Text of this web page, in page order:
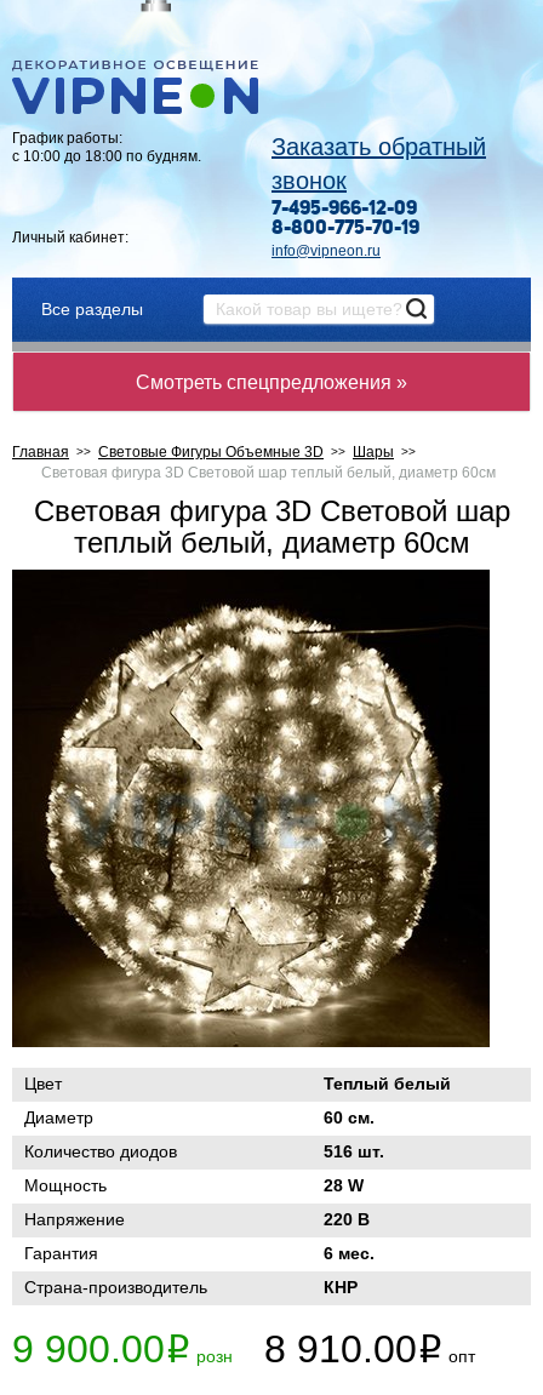
График работы:
с 10:00 до 18:00 по будням.
Личный кабинет:
Заказать обратный
звонок
7-495-966-12-09
8-800-775-70-19
info@vipneon.ru
Все разделы
Смотреть спецпредложения »
Главная Световые Фигуры Объемные 3D
Шары
Световая фигура 3D Световой шар теплый белый, диаметр 60см
Световая фигура 3D Световой шар
теплый белый, диаметр 60см
Цвет
Теплый белый
Диаметр
60 см.
Количество диодов
516 шт.
Мощность
28 W
Напряжение
220 В
Гарантия
6 мес.
Страна-производитель
КНР
9 900.00i розн 8 910.00i опт